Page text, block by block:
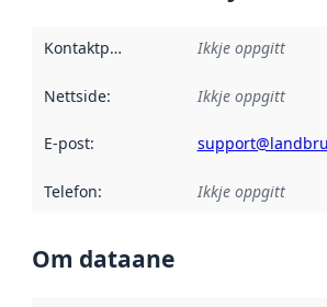
Kontaktpunkt Ikkje oppgitt
Nettside: Ikkje oppgitt
E-post:
Telefon: Ikkje oppgitt
Om dataane